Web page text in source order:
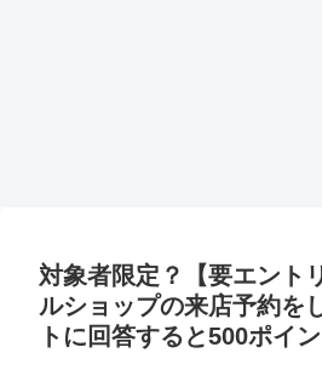
対象者限定？【要エント
ルショップの来店予約を
トに回答すると500ポイ